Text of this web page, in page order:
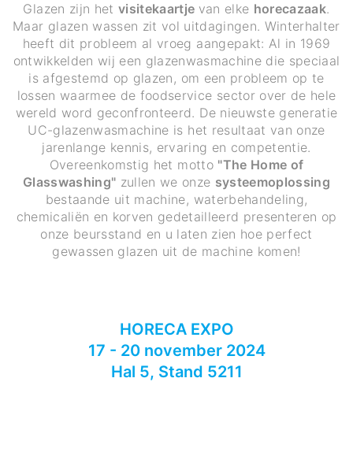
Glazen zijn het visitekaartje van elke horecazaak.
Maar glazen wassen zit vol uitdagingen. Winterhalter
heeft dit probleem al vroeg aangepakt: Al in 1969
ontwikkelden wij een glazenwasmachine die speciaal
is afgestemd op glazen, om een probleem op te
lossen waarmee de foodservice sector over de hele
wereld word geconfronteerd. De nieuwste generatie
UC-glazenwasmachine is het resultaat van onze
jarenlange kennis, ervaring en competentie.
Overeenkomstig het motto "The Home of
Glasswashing" zullen we onze systeemoplossing
bestaande uit machine, waterbehandeling,
chemicaliën en korven gedetailleerd presenteren op
onze beursstand en u laten zien hoe perfect
gewassen glazen uit de machine komen!
HORECA EXPO
17 - 20 november 2024
Hal 5, Stand 5211